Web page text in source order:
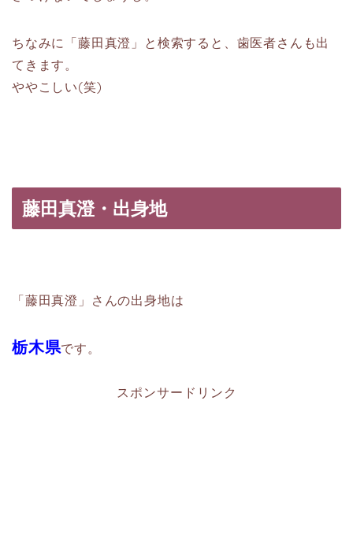
ちなみに「藤田真澄」と検索すると、歯医者さんも出
てきます。
ややこしい(笑)
藤田真澄・出身地
「藤田真澄」さんの出身地は
栃木県です。
スポンサードリンク